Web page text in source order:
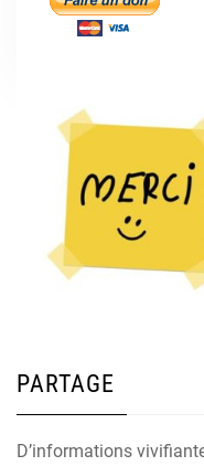
PARTAGE
D’informations